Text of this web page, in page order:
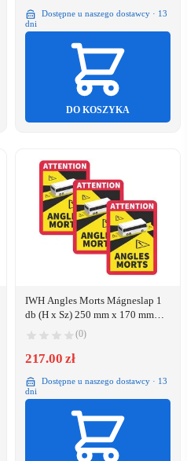
Dostępne u naszego dostawcy · 13
dni
DO KOSZYKA
IWH Angles Morts Mágneslap 1
db (H x Sz) 250 mm x 170 mm
(0)
217.00 zł
Dostępne u naszego dostawcy · 13
dni